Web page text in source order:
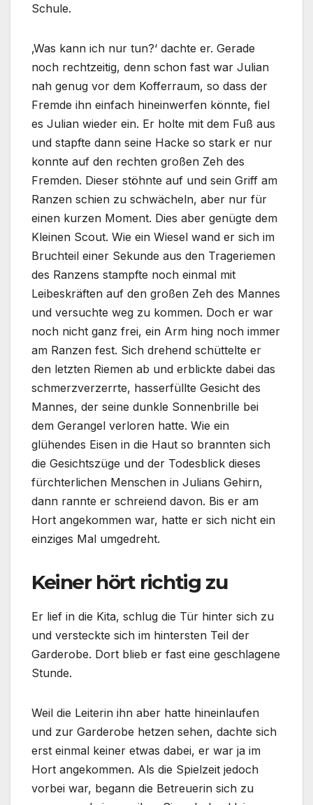
Schule.
‚Was kann ich nur tun?‘ dachte er. Gerade
noch rechtzeitig, denn schon fast war Julian
nah genug vor dem Kofferraum, so dass der
Fremde ihn einfach hineinwerfen könnte, fiel
es Julian wieder ein. Er holte mit dem Fuß aus
und stapfte dann seine Hacke so stark er nur
konnte auf den rechten großen Zeh des
Fremden. Dieser stöhnte auf und sein Griff am
Ranzen schien zu schwächeln, aber nur für
einen kurzen Moment. Dies aber genügte dem
Kleinen Scout. Wie ein Wiesel wand er sich im
Bruchteil einer Sekunde aus den Trageriemen
des Ranzens stampfte noch einmal mit
Leibeskräften auf den großen Zeh des Mannes
und versuchte weg zu kommen. Doch er war
noch nicht ganz frei, ein Arm hing noch immer
am Ranzen fest. Sich drehend schüttelte er
den letzten Riemen ab und erblickte dabei das
schmerzverzerrte, hasserfüllte Gesicht des
Mannes, der seine dunkle Sonnenbrille bei
dem Gerangel verloren hatte. Wie ein
glühendes Eisen in die Haut so brannten sich
die Gesichtszüge und der Todesblick dieses
fürchterlichen Menschen in Julians Gehirn,
dann rannte er schreiend davon. Bis er am
Hort angekommen war, hatte er sich nicht ein
einziges Mal umgedreht.
Keiner hört richtig zu
Er lief in die Kita, schlug die Tür hinter sich zu
und versteckte sich im hintersten Teil der
Garderobe. Dort blieb er fast eine geschlagene
Stunde.
Weil die Leiterin ihn aber hatte hineinlaufen
und zur Garderobe hetzen sehen, dachte sich
erst einmal keiner etwas dabei, er war ja im
Hort angekommen. Als die Spielzeit jedoch
vorbei war, begann die Betreuerin sich zu